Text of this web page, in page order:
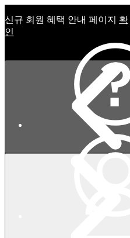
신규 회원 혜택 안내 페이지 확
인